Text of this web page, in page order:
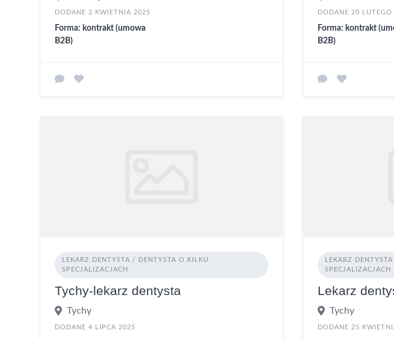
DODANE 2 KWIETNIA 2025
Forma: kontrakt (umowa
B2B)
DODANE 20 LUTEGO
Forma: kontrakt
B2B)
LEKARZ DENTYSTA / DENTYSTA O KILKU
SPECJALIZACJACH
Tychy-lekarz dentysta
Tychy
DODANE 4 LIPCA 2025
LEKARZ
SPECJALIZACJACH
Lekarz
Tychy
DODANE 25